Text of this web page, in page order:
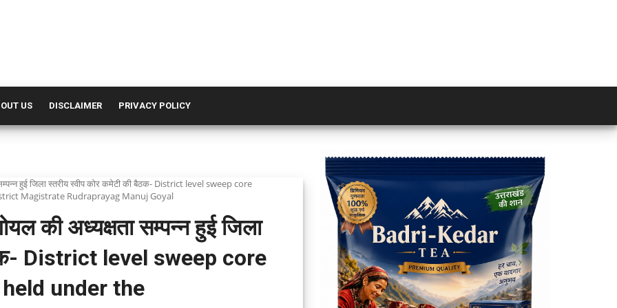
US DISCLAIMER PRIVACY POLICY
हुई जिला स्तरीय स्वीप कोर कमेटी की बैठक- District level sweep core
Magistrate Rudraprayag Manuj Goyal
की अध्यक्षता सम्पन्न हुई जिला
District level sweep core
under the